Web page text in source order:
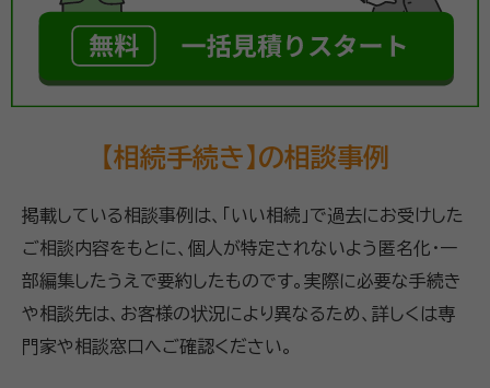
【相続手続き】の相談事例
掲載している相談事例は、「いい相続」で過去にお受けした
ご相談内容をもとに、個人が特定されないよう匿名化・一
部編集したうえで要約したものです。実際に必要な手続き
や相談先は、お客様の状況により異なるため、詳しくは専
門家や相談窓口へご確認ください。